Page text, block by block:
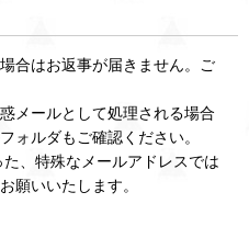
合はお返事が届きません。ご
メールとして処理される場合
ォルダもご確認ください。
、特殊なメールアドレスでは
願いいたします。